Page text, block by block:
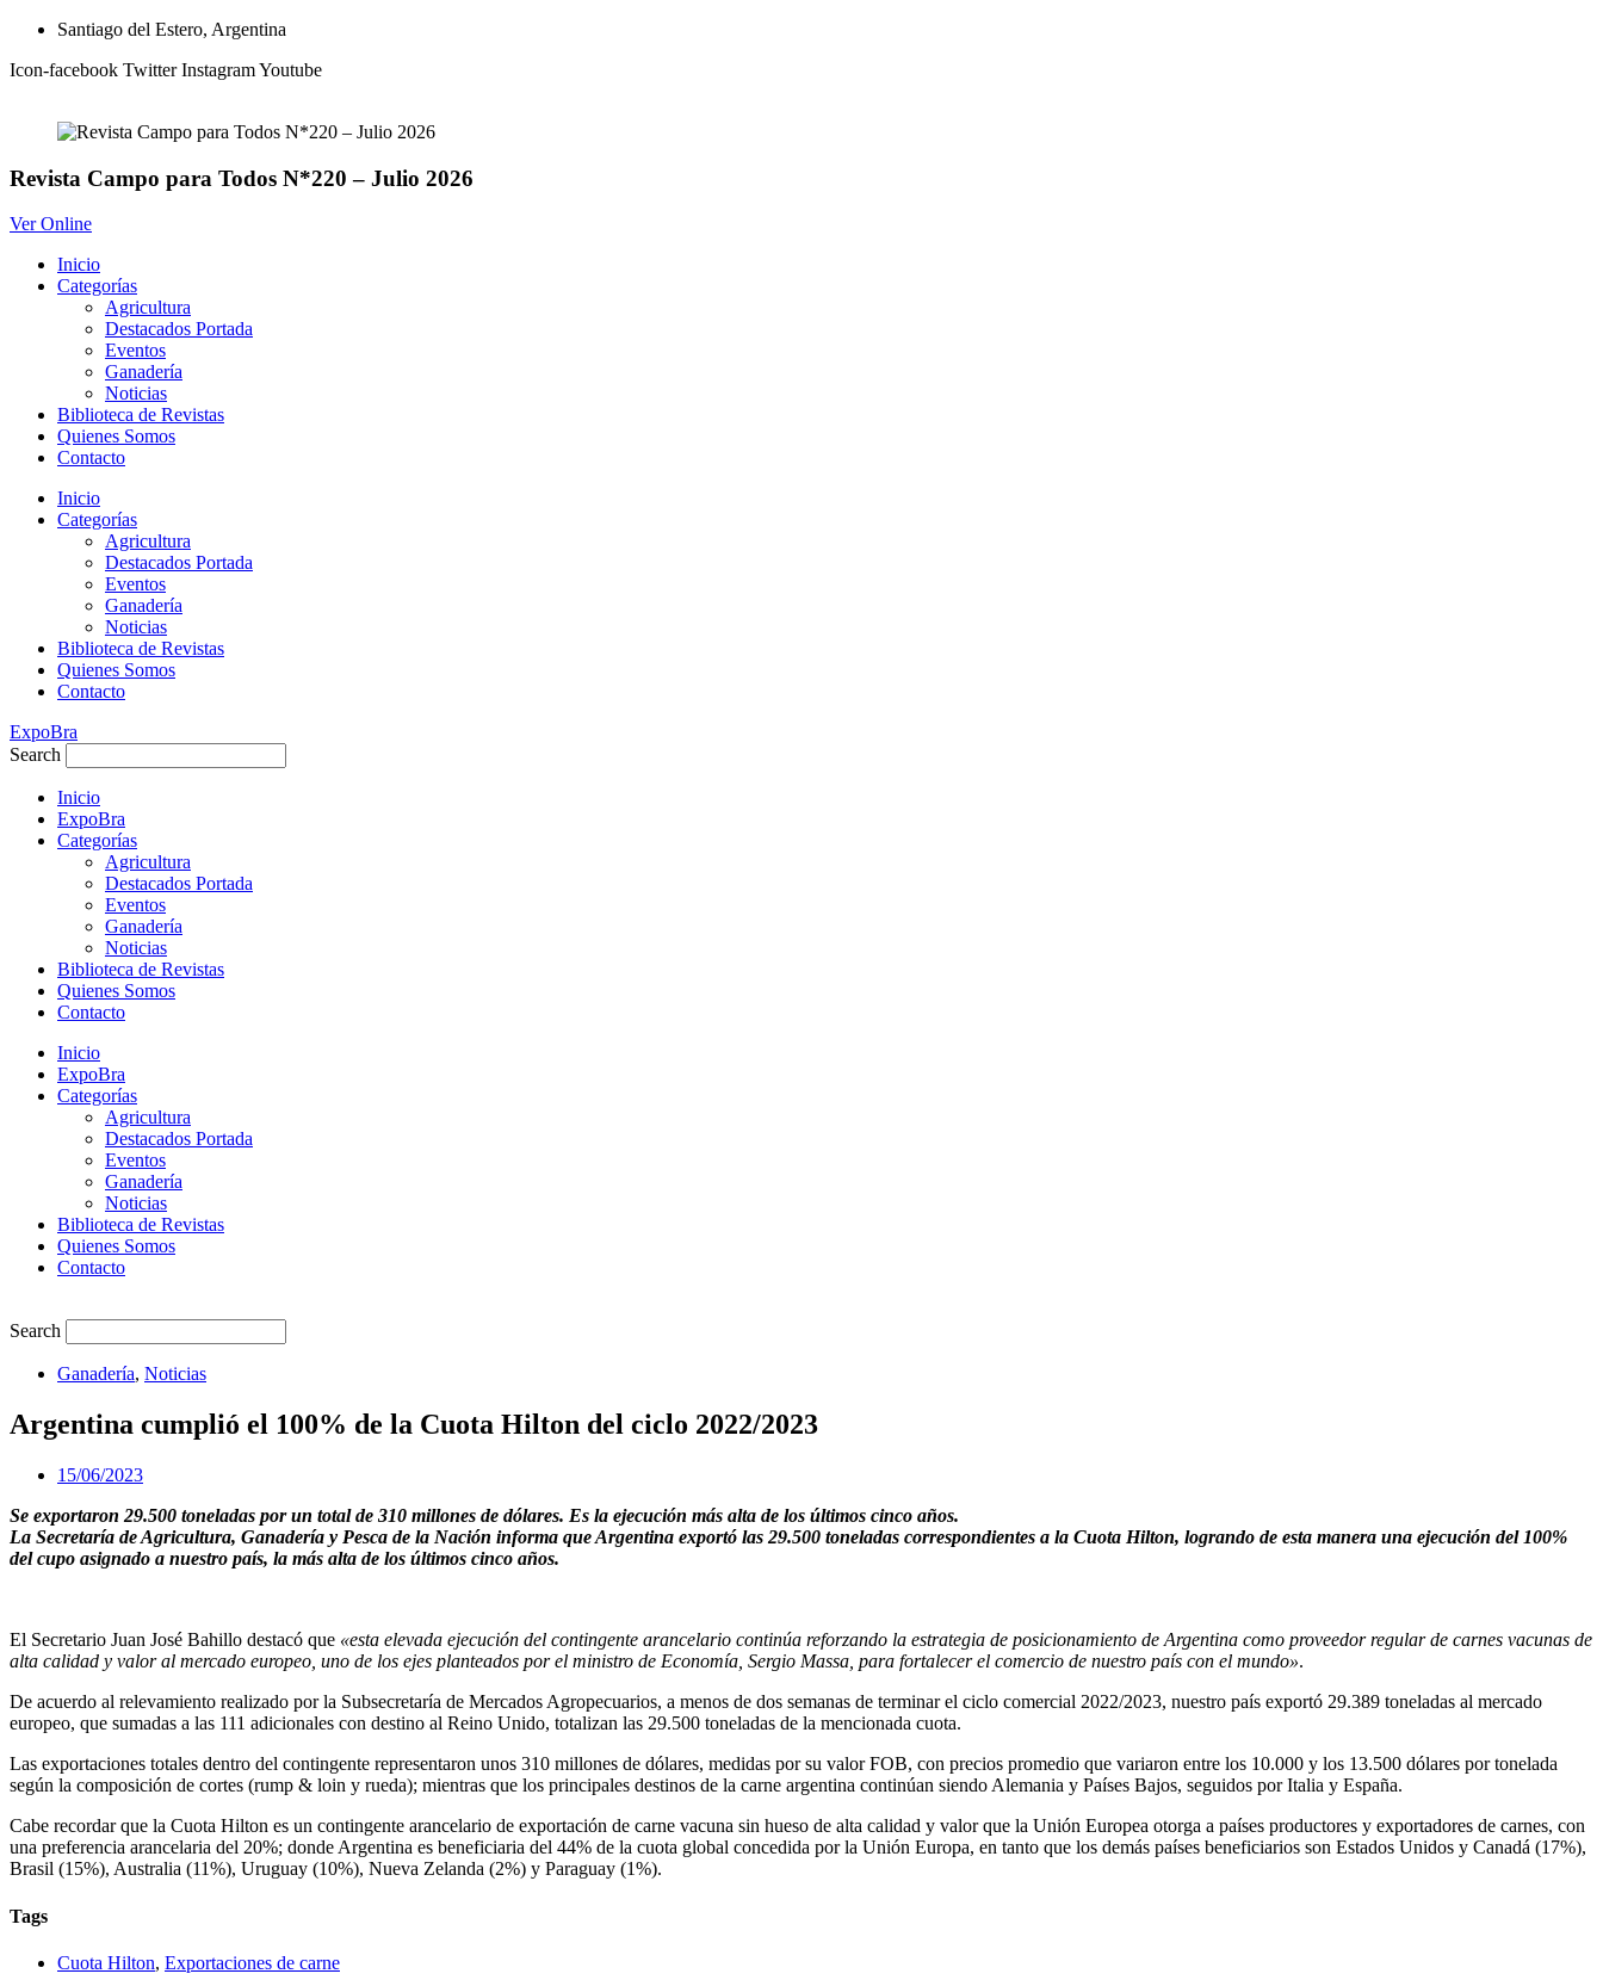
contenido
Santiago del Estero, Argentina
Icon-facebook Twitter InstagramYoutube
Revista Campo para Todos N*220 – Julio 2026
Ver Online
Inicio
Categorías
Agricultura
Destacados Portada
Eventos
Ganadería
Noticias
Biblioteca de Revistas
Quienes Somos
Contacto
Inicio
Categorías
Agricultura
Destacados Portada
Eventos
Ganadería
Noticias
Biblioteca de Revistas
Quienes Somos
Contacto
ExpoBra
Search
Inicio
ExpoBra
Categorías
Agricultura
Destacados Portada
Eventos
Ganadería
Noticias
Biblioteca de Revistas
Quienes Somos
Contacto
Inicio
ExpoBra
Categorías
Agricultura
Destacados Portada
Eventos
Ganadería
Noticias
Biblioteca de Revistas
Quienes Somos
Contacto
Search
Ganadería, Noticias
Argentina cumplió el 100% de la Cuota Hilton del ciclo 2022/2023
15/06/2023
Se exportaron 29.500 toneladas por un total de 310 millones de dólares. Es la ejecución más alta de los últimos cinco años.
La Secretaría de Agricultura, Ganadería y Pesca de la Nación informa que Argentina exportó las 29.500 toneladas correspondientes a la Cuota Hilton, logrando de esta manera una ejecución del 100%
del cupo asignado a nuestro país, la más alta de los últimos cinco años.
El Secretario Juan José Bahillo destacó que «esta elevada ejecución del contingente arancelario continúa reforzando la estrategia de posicionamiento de Argentina como proveedor regular de carnes vacunas de
alta calidad y valor al mercado europeo, uno de los ejes planteados por el ministro de Economía, Sergio Massa, para fortalecer el comercio de nuestro país con el mundo».
De acuerdo al relevamiento realizado por la Subsecretaría de Mercados Agropecuarios, a menos de dos semanas de terminar el ciclo comercial 2022/2023, nuestro país exportó 29.389 toneladas al mercado
europeo, que sumadas a las 111 adicionales con destino al Reino Unido, totalizan las 29.500 toneladas de la mencionada cuota.
Las exportaciones totales dentro del contingente representaron unos 310 millones de dólares, medidas por su valor FOB, con precios promedio que variaron entre los 10.000 y los 13.500 dólares por tonelada
según la composición de cortes (rump & loin y rueda); mientras que los principales destinos de la carne argentina continúan siendo Alemania y Países Bajos, seguidos por Italia y España.
Cabe recordar que la Cuota Hilton es un contingente arancelario de exportación de carne vacuna sin hueso de alta calidad y valor que la Unión Europea otorga a países productores y exportadores de carnes, con
una preferencia arancelaria del 20%; donde Argentina es beneficiaria del 44% de la cuota global concedida por la Unión Europa, en tanto que los demás países beneficiarios son Estados Unidos y Canadá (17%),
Brasil (15%), Australia (11%), Uruguay (10%), Nueva Zelanda (2%) y Paraguay (1%).
Tags
Cuota Hilton, Exportaciones de carne